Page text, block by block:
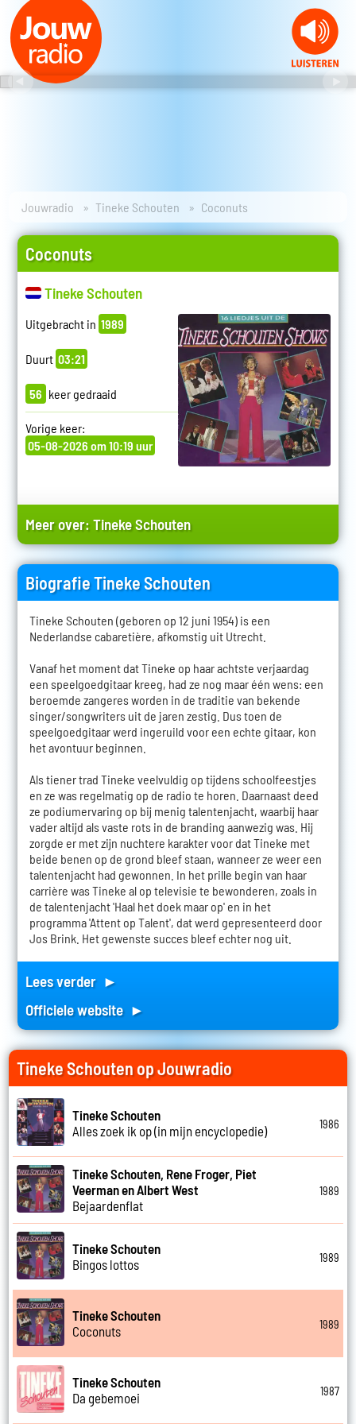
Jouwradio Tineke Schouten Coconuts
Coconuts
Tineke Schouten
Uitgebracht in 1989
Duurt 03:21
56 keer gedraaid
Vorige keer:
05-08-2026 om 10:19 uur
Meer over:Tineke Schouten
Biografie Tineke Schouten
Tineke Schouten (geboren op 12 juni 1954) is een
Nederlandse cabaretière, afkomstig uit Utrecht.
Vanaf het moment dat Tineke op haar achtste verjaardag
een speelgoedgitaar kreeg, had ze nog maar één wens: een
beroemde zangeres worden in de traditie van bekende
singer/songwriters uit de jaren zestig. Dus toen de
speelgoedgitaar werd ingeruild voor een echte gitaar, kon
het avontuur beginnen.
Als tiener trad Tineke veelvuldig op tijdens schoolfeestjes
en ze was regelmatig op de radio te horen. Daarnaast deed
ze podiumervaring op bij menig talentenjacht, waarbij haar
vader altijd als vaste rots in de branding aanwezig was. Hij
zorgde er met zijn nuchtere karakter voor dat Tineke met
beide benen op de grond bleef staan, wanneer ze weer een
talentenjacht had gewonnen. In het prille begin van haar
carrière was Tineke al op televisie te bewonderen, zoals in
de talentenjacht 'Haal het doek maar op' en in het
programma 'Attent op Talent', dat werd gepresenteerd door
Jos Brink. Het gewenste succes bleef echter nog uit.
Lees verder ►
Officiele website ►
Tineke Schouten op Jouwradio
Tineke Schouten
Alles zoek ik op (in mijn encyclopedie)
1986
Tineke Schouten, Rene Froger, Piet
Veerman en Albert West
Bejaardenflat
1989
Tineke Schouten
Bingos lottos
1989
Tineke Schouten
Coconuts
1989
Tineke Schouten
Da gebemoei
1987